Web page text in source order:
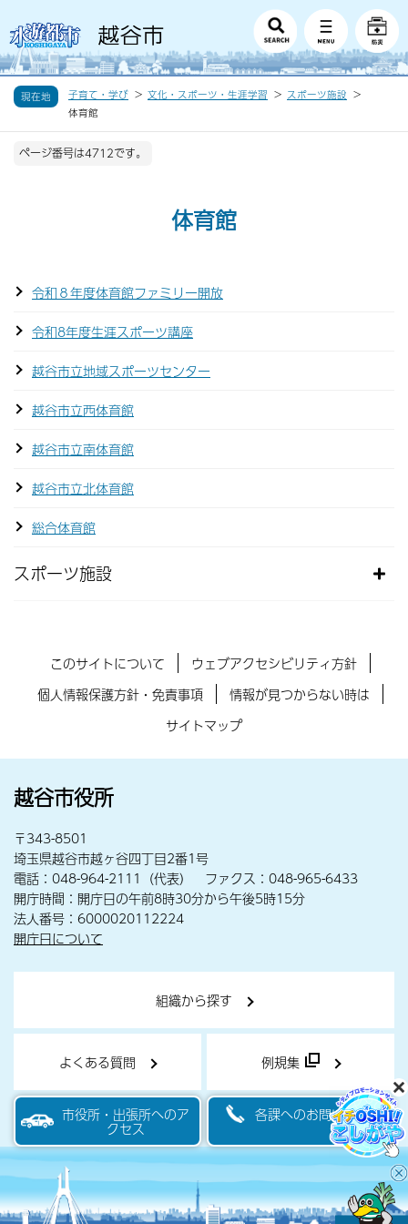
現在地 子育て・学び 文化・スポーツ・生涯学習
スポーツ施設
体育館
ページ番号は4712です。
体育館
令和８年度体育館ファミリー開放
令和8年度生涯スポーツ講座
越谷市立地域スポーツセンター
越谷市立西体育館
越谷市立南体育館
越谷市立北体育館
総合体育館
スポーツ施設
このサイトについて
ウェブアクセシビリティ方針
個人情報保護方針・免責事項
情報が見つからない時は
サイトマップ
越谷市役所
〒343-8501
埼玉県越谷市越ヶ谷四丁目2番1号
電話：048-964-2111（代表） ファクス：048-965-6433
開庁時間：開庁日の午前8時30分から午後5時15分
法人番号：6000020112224
開庁日について
組織から探す
よくある質問 例規集
市役所・出張所へのア
クセス
各課へのお問い合わせ